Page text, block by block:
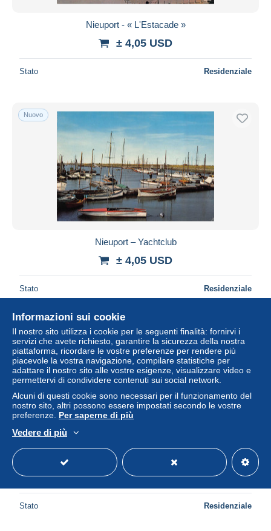
Nieuport - « L'Estacade »
± 4,05 USD
Stato Residenziale
Nuovo
Nieuport – Yachtclub
± 4,05 USD
Stato Residenziale
Nuovo
Nieuport – Monument Commémoratif aux Pêcheurs
± 4,05 USD
Stato Residenziale
Informazioni sui cookie
Il nostro sito utilizza i cookie per le seguenti finalità: fornirvi i
servizi che avete richiesto, garantire la sicurezza della nostra
piattaforma, ricordare le vostre preferenze per rendere più
piacevole la vostra navigazione, compilare statistiche per
adattare il nostro sito alle vostre esigenze, visualizzare video e
permettervi di condividere contenuti sui social network.
Alcuni di questi cookie sono necessari per il funzionamento del
nostro sito, altri possono essere impostati secondo le vostre
preferenze. Per saperne di più
Vedere di più